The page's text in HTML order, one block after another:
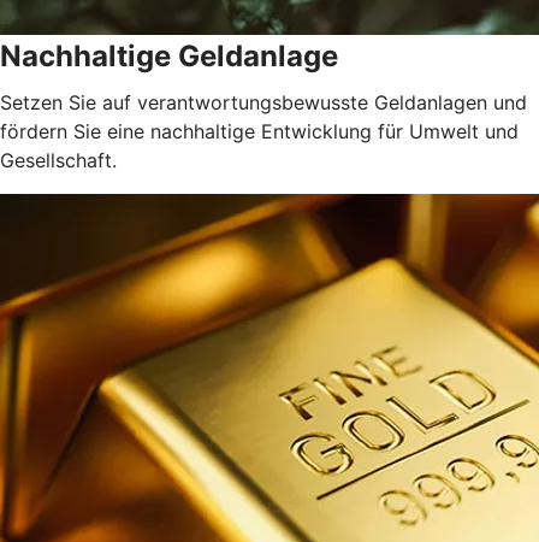
Nachhaltige Geldanlage
Setzen Sie auf verantwortungsbewusste Geldanlagen und
fördern Sie eine nachhaltige Entwicklung für Umwelt und
Gesellschaft.